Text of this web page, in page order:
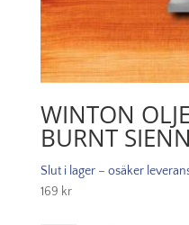
WINTON
BURNT
Slut i lager – osäker
169 kr